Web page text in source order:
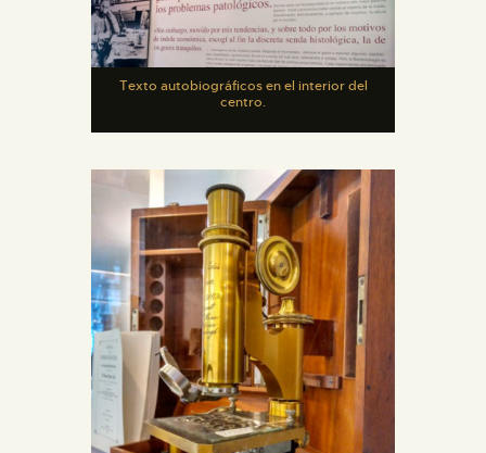
Texto autobiográficos en el interior del
centro.